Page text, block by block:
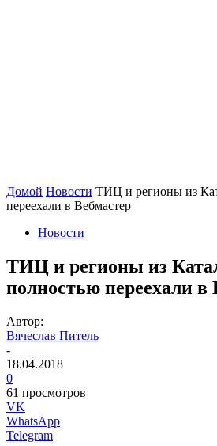
Домой Новости ТИЦ и регионы из
переехали в Вебмастер
Новости
ТИЦ и регионы из
полностью переехали в
Автор:
Вячеслав Питель
-
18.04.2018
0
61 просмотров
VK
WhatsApp
Telegram